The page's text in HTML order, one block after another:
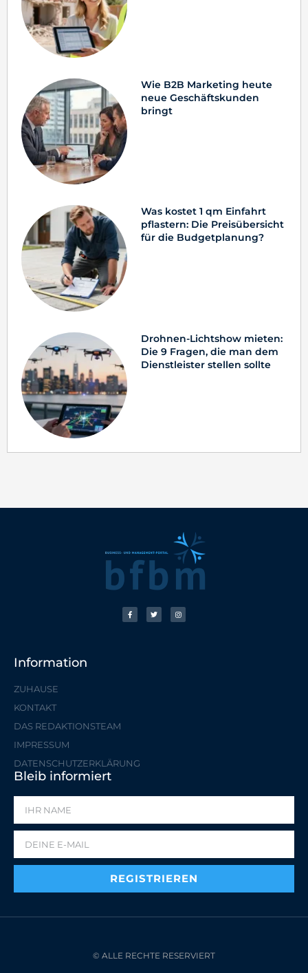
Wie B2B Marketing heute
neue Geschäftskunden
bringt
Was kostet 1 qm Einfahrt
pflastern: Die Preisübersicht
für die Budgetplanung?
Drohnen-Lichtshow mieten:
Die 9 Fragen, die man dem
Dienstleister stellen sollte
Information
ZUHAUSE
KONTAKT
DAS REDAKTIONSTEAM
IMPRESSUM
DATENSCHUTZERKLÄRUNG
Bleib informiert
REGISTRIEREN
© ALLE RECHTE RESERVIERT